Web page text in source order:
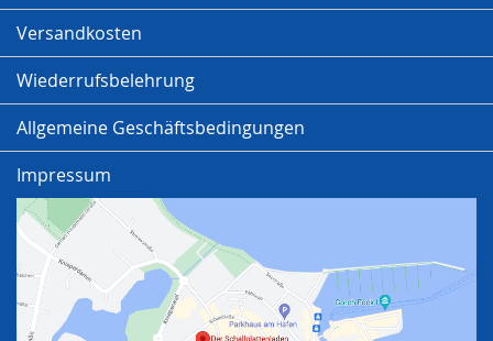
Versandkosten
Wiederrufsbelehrung
Allgemeine Geschäftsbedingungen
Impressum